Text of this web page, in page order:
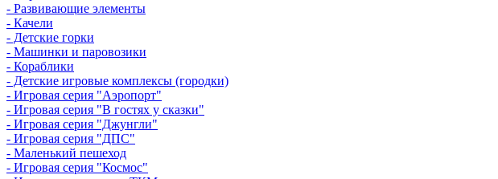
- Развивающие элементы
- Качели
- Детские горки
- Машинки и паровозики
- Кораблики
- Детские игровые комплексы (городки)
- Игровая серия "Аэропорт"
- Игровая серия "В гостях у сказки"
- Игровая серия "Джунгли"
- Игровая серия "ДПС"
- Маленький пешеход
- Игровая серия "Космос"